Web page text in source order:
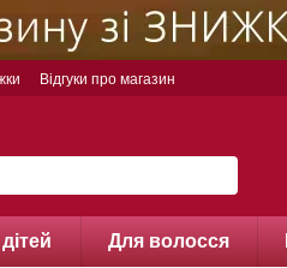
Відгуки про магазин
Для волосся